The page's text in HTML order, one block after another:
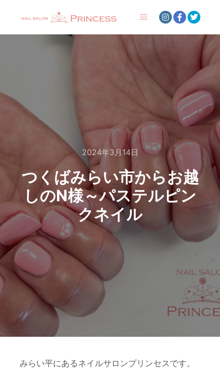
2024年3月14日
つくばみらい市からお越
しのN様～パステルピン
クネイル
みらい平にあるネイルサロンプリンセスです。